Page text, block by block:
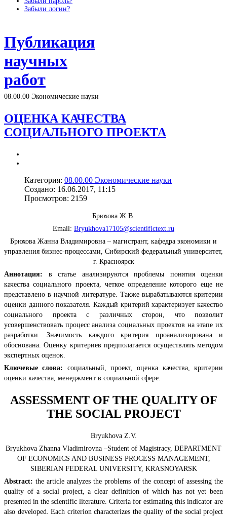
Забыли логин?
Публикация
научных
работ
08.00.00 Экономические науки
ОЦЕНКА КАЧЕСТВА
СОЦИАЛЬНОГО ПРОЕКТА
Категория: 08.00.00 Экономические науки
Создано: 16.06.2017, 11:15
Просмотров: 2159
Брюхова Ж.В.
Email: Bryukhova17105@scientifictext.ru
Брюхова Жанна Владимировна – магистрант, кафедра экономики и
управления бизнес-процессами, Сибирский федеральный университет,
г. Красноярск
Аннотация: в статье анализируются проблемы понятия оценки
качества социального проекта, четкое определение которого еще не
представлено в научной литературе. Также вырабатываются критерии
оценки данного показателя. Каждый критерий характеризует качество
социального проекта с различных сторон, что позволит
усовершенствовать процесс анализа социальных проектов на этапе их
разработки. Значимость каждого критерия проанализирована и
обоснована. Оценку критериев предполагается осуществлять методом
экспертных оценок.
Ключевые слова: социальный, проект, оценка качества, критерии
оценки качества, менеджмент в социальной сфере.
ASSESSMENT OF THE QUALITY OF
THE SOCIAL PROJECT
Bryukhova Z.V.
Bryukhova Zhanna Vladimirovna –Student of Magistracy, DEPARTMENT
OF ECONOMICS AND BUSINESS PROCESS MANAGEMENT,
SIBERIAN FEDERAL UNIVERSITY, KRASNOYARSK
Abstract: the article analyzes the problems of the concept of assessing the
quality of a social project, a clear definition of which has not yet been
presented in the scientific literature. Criteria for estimating this indicator are
also developed. Each criterion characterizes the quality of the social project